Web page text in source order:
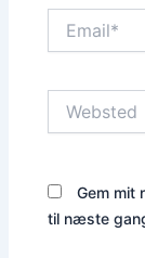
Gem mit
til næste